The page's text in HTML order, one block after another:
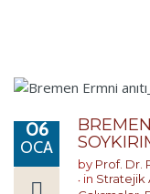
06
OCA
by Prof. Dr.
in Stratejik